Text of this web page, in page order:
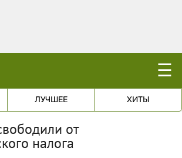
☰
ЛУЧШЕЕ ХИТЫ
от
налога